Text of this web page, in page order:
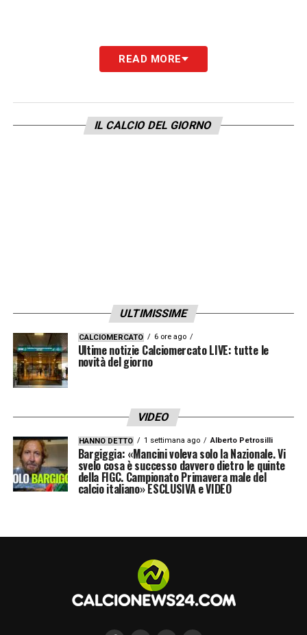
READ MORE
IL CALCIO DEL GIORNO
ULTIMISSIME
CALCIOMERCATO 6 ore ago
Ultime notizie Calciomercato LIVE: tutte le
novità del giorno
VIDEO
HANNO DETTO 1 settimana ago Alberto Petrosilli
Bargiggia: «Mancini voleva solo la Nazionale. Vi
svelo cosa è successo davvero dietro le quinte
della FIGC. Campionato Primavera male del
calcio italiano» ESCLUSIVA e VIDEO